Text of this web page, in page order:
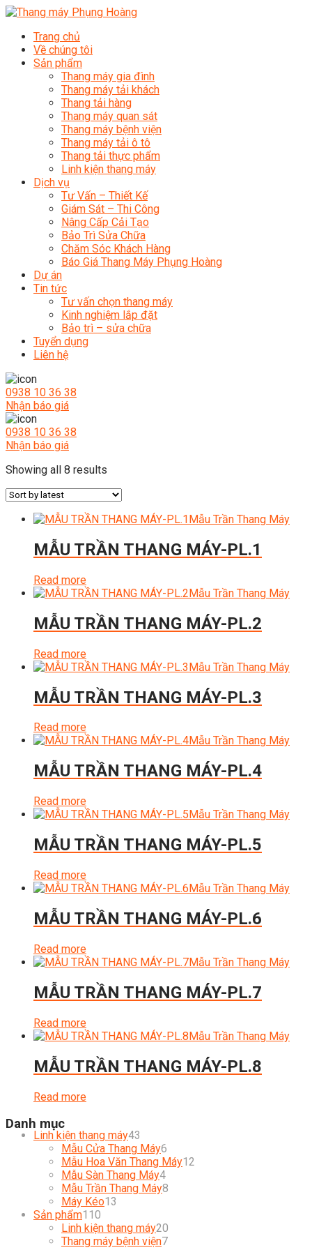
Trang chủ
Về chúng tôi
Sản phẩm
Thang máy gia đình
Thang máy tải khách
Thang tải hàng
Thang máy quan sát
Thang máy bệnh viện
Thang máy tải ô tô
Thang tải thực phẩm
Linh kiện thang máy
Dịch vụ
Tư Vấn – Thiết Kế
Giám Sát – Thi Công
Nâng Cấp Cải Tạo
Bảo Trì Sửa Chữa
Chăm Sóc Khách Hàng
Báo Giá Thang Máy Phụng Hoàng
Dự án
Tin tức
Tư vấn chọn thang máy
Kinh nghiệm lắp đặt
Bảo trì – sửa chữa
Tuyển dụng
Liên hệ
0938 10 36 38
Nhận báo giá
0938 10 36 38
Nhận báo giá
Showing all 8 results
latest
Mẫu Trần Thang Máy
MẪU TRẦN THANG MÁY-PL.1
Read more
Mẫu Trần Thang Máy
MẪU TRẦN THANG MÁY-PL.2
Read more
Mẫu Trần Thang Máy
MẪU TRẦN THANG MÁY-PL.3
Read more
Mẫu Trần Thang Máy
MẪU TRẦN THANG MÁY-PL.4
Read more
Mẫu Trần Thang Máy
MẪU TRẦN THANG MÁY-PL.5
Read more
Mẫu Trần Thang Máy
MẪU TRẦN THANG MÁY-PL.6
Read more
Mẫu Trần Thang Máy
MẪU TRẦN THANG MÁY-PL.7
Read more
Mẫu Trần Thang Máy
MẪU TRẦN THANG MÁY-PL.8
Read more
Danh mục
Linh kiện thang máy43
products
Mẫu Cửa Thang Máy6
products
Mẫu Hoa Văn Thang Máy12
Mẫu Sàn Thang Máy44
products
Mẫu Trần Thang Máy8
Máy Kéo13
Sản phẩm110
products
Linh kiện thang máy20
Thang máy bệnh viện77